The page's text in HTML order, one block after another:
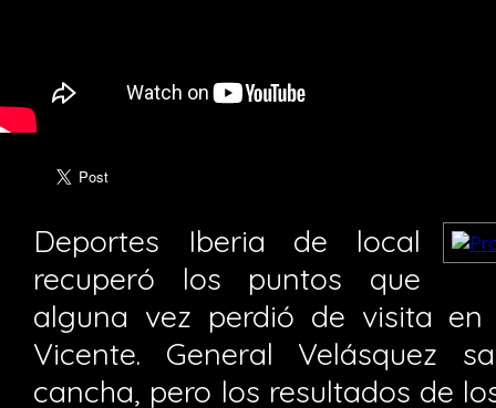
Deportes Iberia de local
recuperó los puntos que
alguna vez perdió de visita
Vicente. General Velásquez
cancha, pero los resultados de